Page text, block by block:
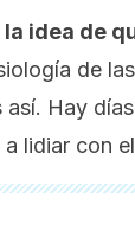
idea de
de
así. Hay
lidiar con